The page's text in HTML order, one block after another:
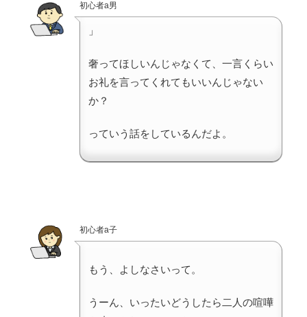
初心者a男
」
奢ってほしいんじゃなくて、一言くらい
お礼を言ってくれてもいいんじゃない
か？
っていう話をしているんだよ。
初心者a子
もう、よしなさいって。
うーん、いったいどうしたら二人の喧嘩